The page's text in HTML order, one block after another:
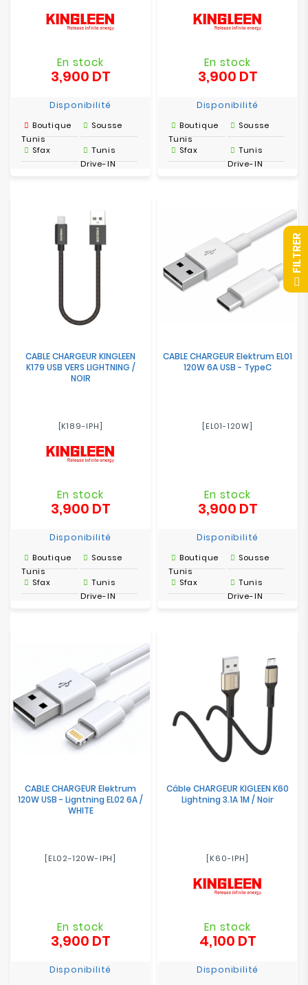
En stock
3,900 DTPrix
Disponibilité
Boutique
Tunis
Sousse
Sfax
Tunis
Drive-IN
En stock
3,900 DTPrix
Disponibilité
Boutique
Tunis
Sousse
Sfax
Tunis
Drive-IN
CABLE CHARGEUR KINGLEEN
K179 USB VERS LIGHTNING /
NOIR
[K189-IPH]
En stock
3,900 DTPrix
Disponibilité
Boutique
Tunis
Sousse
Sfax
Tunis
Drive-IN
CABLE CHARGEUR Elektrum EL01
120W 6A USB - TypeC
[EL01-120W]
En stock
3,900 DTPrix
Disponibilité
Boutique
Tunis
Sousse
Sfax
Tunis
Drive-IN
CABLE CHARGEUR Elektrum
120W USB - Ligntning EL02 6A /
WHITE
[EL02-120W-IPH]
En stock
3,900 DTPrix
Disponibilité
Câble CHARGEUR KIGLEEN K60
Lightning 3.1A 1M / Noir
[K60-IPH]
En stock
4,100 DTPrix
Disponibilité
R